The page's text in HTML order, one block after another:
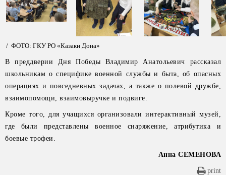
/ ФОТО: ГКУ РО «Казаки Дона»
В преддверии Дня Победы Владимир Анатольевич рассказал
школьникам о специфике военной службы и быта, об опасных
операциях и повседневных задачах, а также о полевой дружбе,
взаимопомощи, взаимовыручке и подвиге.
Кроме того, для учащихся организовали интерактивный музей,
где были представлены военное снаряжение, атрибутика и
боевые трофеи.
Анна СЕМЕНОВА
print